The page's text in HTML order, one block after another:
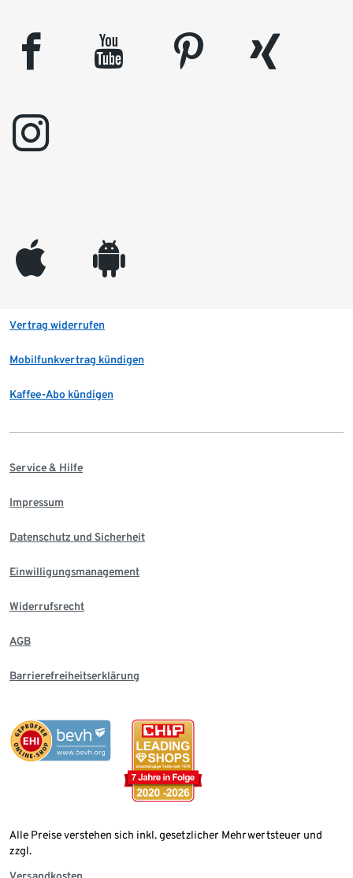
facebook youtube pinterest
xing
instagram
appleinc android
Vertrag widerrufen
Mobilfunkvertrag kündigen
Kaffee-Abo kündigen
Service & Hilfe
Impressum
Datenschutz und Sicherheit
Einwilligungsmanagement
Widerrufsrecht
AGB
Barrierefreiheitserklärung
Alle Preise verstehen sich inkl. gesetzlicher Mehrwertsteuer und
zzgl.